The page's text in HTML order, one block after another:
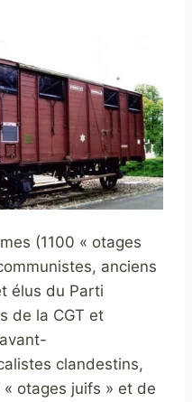
(1100 « otages
anciens
élus du Parti
de la CGT et
clandestins,
otages juifs » et de